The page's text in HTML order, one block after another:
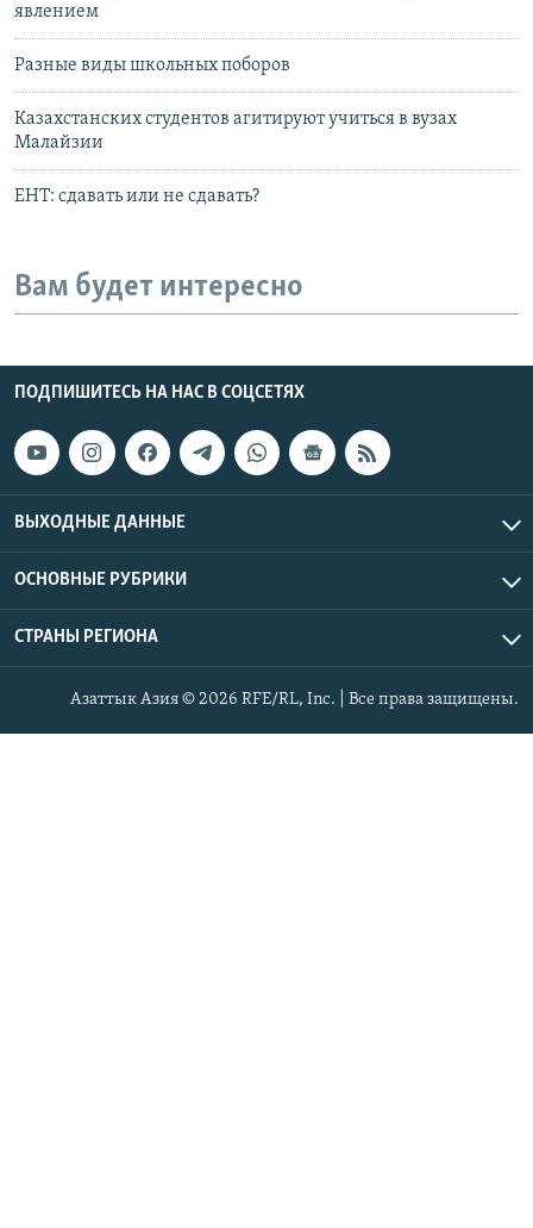
явлением
Разные виды школьных поборов
Казахстанских студентов агитируют учиться в вузах
Малайзии
ЕНТ: сдавать или не сдавать?
Вам будет интересно
ПОДПИШИТЕСЬ НА НАС В СОЦСЕТЯХ
ВЫХОДНЫЕ ДАННЫЕ
ОСНОВНЫЕ РУБРИКИ
СТРАНЫ РЕГИОНА
Азаттык Азия © 2026 RFE/RL, Inc. | Все права защищены.